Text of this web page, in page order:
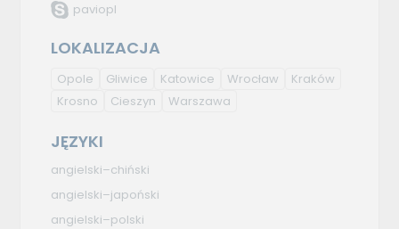
paviopl
LOKALIZACJA
Opole Gliwice Katowice Wrocław
Kraków
Krosno
Cieszyn Warszawa
JĘZYKI
angielski–chiński
angielski–japoński
angielski–polski